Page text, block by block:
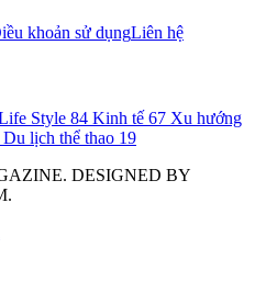
khoản sử dụngLiên hệ
Style 84 Kinh tế 67 Xu hướng
Du lịch thể thao 19
DESIGNED BY